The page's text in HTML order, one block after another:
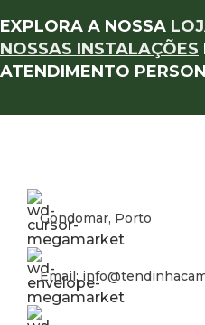
EXPLORA A NOSSA
NOSSAS INSTALAÇÕES
ATENDIMENTO
Gondomar, Porto
Email: